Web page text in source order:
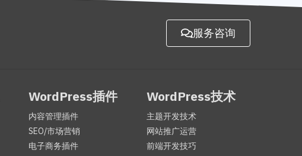
服务咨询
WordPress插件
内容管理插件
SEO/市场营销
电子商务插件
WordPress技术
主题开发技术
网站推广运营
前端开发技巧